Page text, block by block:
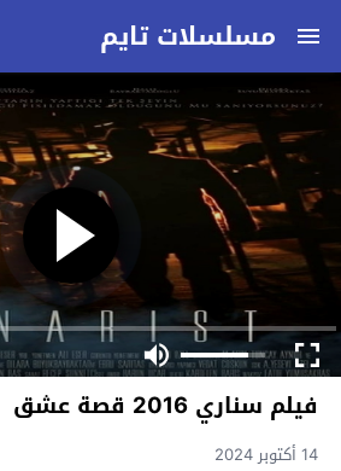
مسلسلات تايم
فيلم سناري 2016 قصة عشق
14 أكتوبر 2024